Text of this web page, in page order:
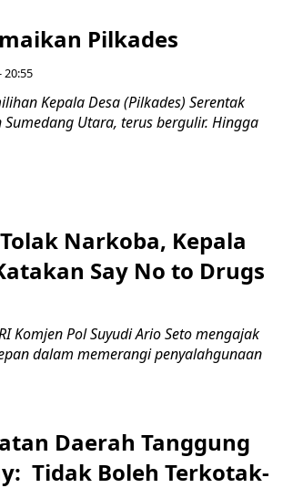
Pilkades
20:55
Kepala Desa (Pilkades) Serentak
Utara, terus bergulir. Hingga
Narkoba, Kepala
Say No to Drugs
Komjen Pol Suyudi Ario Seto mengajak
dalam memerangi penyalahgunaan
Daerah Tanggung
Tidak Boleh Terkotak-